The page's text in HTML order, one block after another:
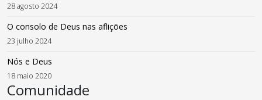
28 agosto 2024
O consolo de Deus nas aflições
23 julho 2024
Nós e Deus
18 maio 2020
Comunidade